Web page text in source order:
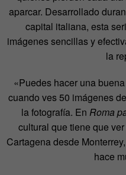
aparcar. Desarrollado
capital italiana, esta
imágenes sencillas y
la
«Puedes hacer una
cuando ves 50 imágenes
la fotografía. En Roma
cultural que tiene que
Cartagena desde
hace